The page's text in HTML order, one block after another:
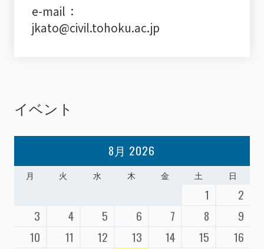
e-mail
jkato@civil.tohoku.ac.jp
イベント
8月 2026
月 火 水 木 金 土 日
1
2
3
4 5 6 7 8
9
10
11 12 13 14 15
16